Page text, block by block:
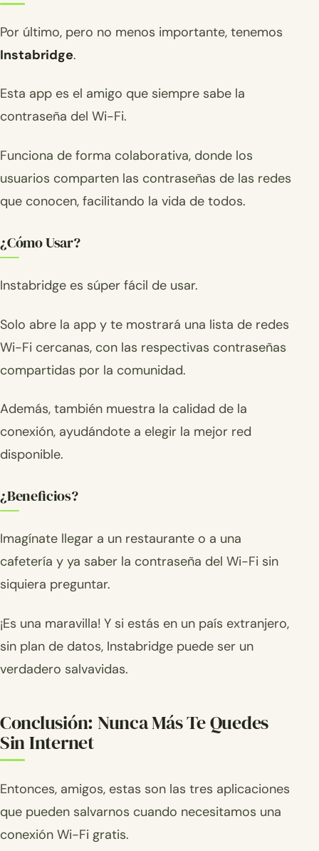
Por último, pero no menos importante, tenemos
Instabridge.
Esta app es el amigo que siempre sabe la
contraseña del Wi-Fi.
Funciona de forma colaborativa, donde los
usuarios comparten las contraseñas de las redes
que conocen, facilitando la vida de todos.
¿Cómo Usar?
Instabridge es súper fácil de usar.
Solo abre la app y te mostrará una lista de redes
Wi-Fi cercanas, con las respectivas contraseñas
compartidas por la comunidad.
Además, también muestra la calidad de la
conexión, ayudándote a elegir la mejor red
disponible.
¿Beneficios?
Imagínate llegar a un restaurante o a una
cafetería y ya saber la contraseña del Wi-Fi sin
siquiera preguntar.
¡Es una maravilla! Y si estás en un país extranjero,
sin plan de datos, Instabridge puede ser un
verdadero salvavidas.
Conclusión: Nunca Más Te Quedes
Sin Internet
Entonces, amigos, estas son las tres aplicaciones
que pueden salvarnos cuando necesitamos una
conexión Wi-Fi gratis.